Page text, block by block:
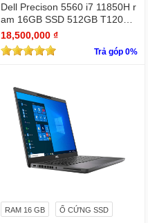
Dell Precison 5560 i7 11850H r
am 16GB SSD 512GB T1200 4
GB FHD +
18,500,000 ₫
Trả góp 0%
RAM 16 GB Ổ CỨNG SSD